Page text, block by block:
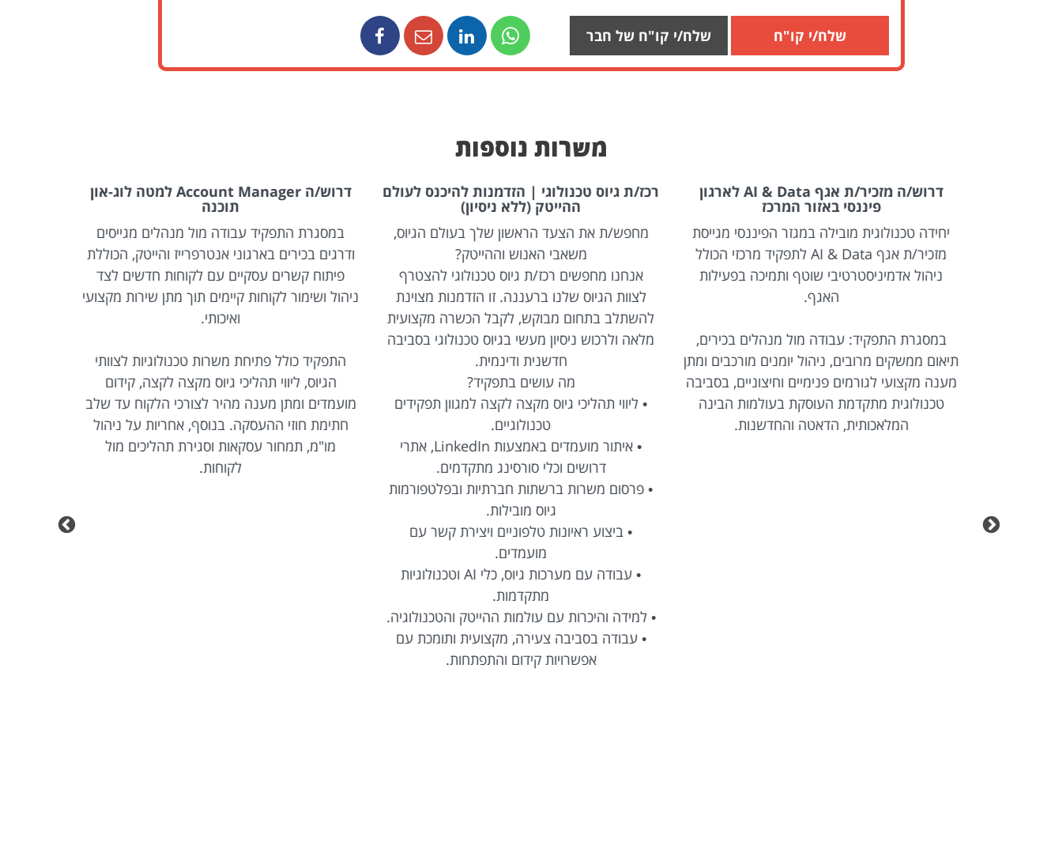
שלח/י קו"ח שלח/י קו"ח של חבר
משרות נוספות
דרוש/ה מזכיר/ת אגף AI & Data לארגון
פיננסי באזור המרכז
יחידה טכנולוגית מובילה במגזר הפיננסי מגייסת
מזכיר/ת אגף AI & Data לתפקיד מרכזי הכולל
ניהול אדמיניסטרטיבי שוטף ותמיכה בפעילות
האגף.
במסגרת התפקיד: עבודה מול מנהלים בכירים,
תיאום ממשקים מרובים, ניהול יומנים מורכבים ומתן
מענה מקצועי לגורמים פנימיים וחיצוניים, בסביבה
טכנולוגית מתקדמת העוסקת בעולמות הבינה
המלאכותית, הדאטה והחדשנות.
רכז/ת גיוס טכנולוגי | הזדמנות להיכנס לעולם
ההייטק (ללא ניסיון)
מחפש/ת את הצעד הראשון שלך בעולם הגיוס,
משאבי האנוש וההייטק?
אנחנו מחפשים רכז/ת גיוס טכנולוגי להצטרף
לצוות הגיוס שלנו ברעננה. זו הזדמנות מצוינת
להשתלב בתחום מבוקש, לקבל הכשרה מקצועית
מלאה ולרכוש ניסיון מעשי בגיוס טכנולוגי בסביבה
חדשנית ודינמית.
מה עושים בתפקיד?
• ליווי תהליכי גיוס מקצה לקצה למגוון תפקידים
טכנולוגיים.
• איתור מועמדים באמצעות LinkedIn, אתרי
דרושים וכלי סורסינג מתקדמים.
• פרסום משרות ברשתות חברתיות ובפלטפורמות
גיוס מובילות.
• ביצוע ראיונות טלפוניים ויצירת קשר עם
מועמדים.
• עבודה עם מערכות גיוס, כלי AI וטכנולוגיות
מתקדמות.
• למידה והיכרות עם עולמות ההייטק והטכנולוגיה.
• עבודה בסביבה צעירה, מקצועית ותומכת עם
אפשרויות קידום והתפתחות.
דרוש/ה Account Manager למטה לוג-און
תוכנה
במסגרת התפקיד עבודה מול מנהלים מגייסים
ודרגים בכירים בארגוני אנטרפרייז והייטק, הכוללת
פיתוח קשרים עסקיים עם לקוחות חדשים לצד
ניהול ושימור לקוחות קיימים תוך מתן שירות מקצועי
ואיכותי.
התפקיד כולל פתיחת משרות טכנולוגיות לצוותי
הגיוס, ליווי תהליכי גיוס מקצה לקצה, קידום
מועמדים ומתן מענה מהיר לצורכי הלקוח עד שלב
חתימת חוזי ההעסקה. בנוסף, אחריות על ניהול
מו"מ, תמחור עסקאות וסגירת תהליכים מול
לקוחות.